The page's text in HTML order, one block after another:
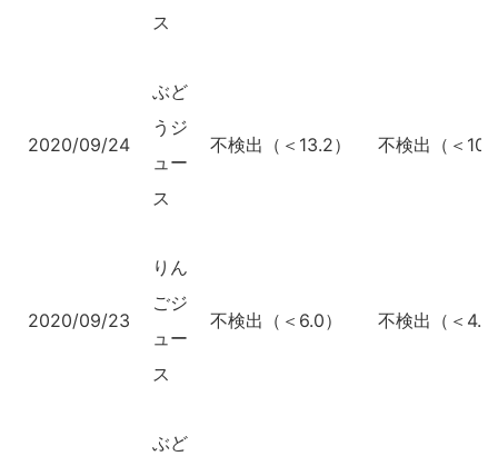
ス
2020/09/24
ぶど
うジ
ュー
ス
不検出（＜13.2） 不検出（＜
2020/09/23
りん
ごジ
ュー
ス
不検出（＜6.0） 不検出（＜4.7
ぶど